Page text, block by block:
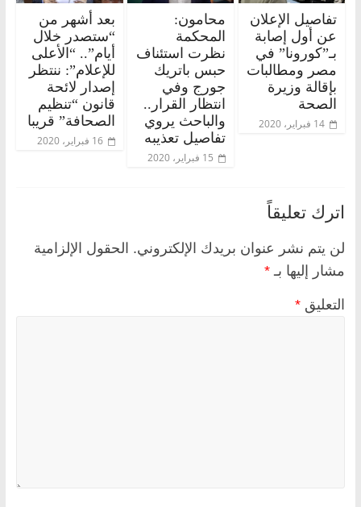
تفاصيل الإعلان
عن أول إصابة
بـ”كورونا” في
مصر ومطالبات
بإقالة وزيرة
الصحة
14 فبراير، 2020
محامون:
المحكمة
نظرت استئناف
حبس باتريك
جورج وفي
انتظار القرار..
والباحث يروي
تفاصيل تعذيبه
15 فبراير، 2020
بعد أشهر من
“ستصدر خلال
أيام”.. “الأعلى
للإعلام”: ننتظر
إصدار لائحة
قانون “تنظيم
الصحافة” قريبا
16 فبراير، 2020
اترك تعليقاً
لن يتم نشر عنوان بريدك الإلكتروني. الحقول الإلزامية
مشار إليها بـ *
التعليق *